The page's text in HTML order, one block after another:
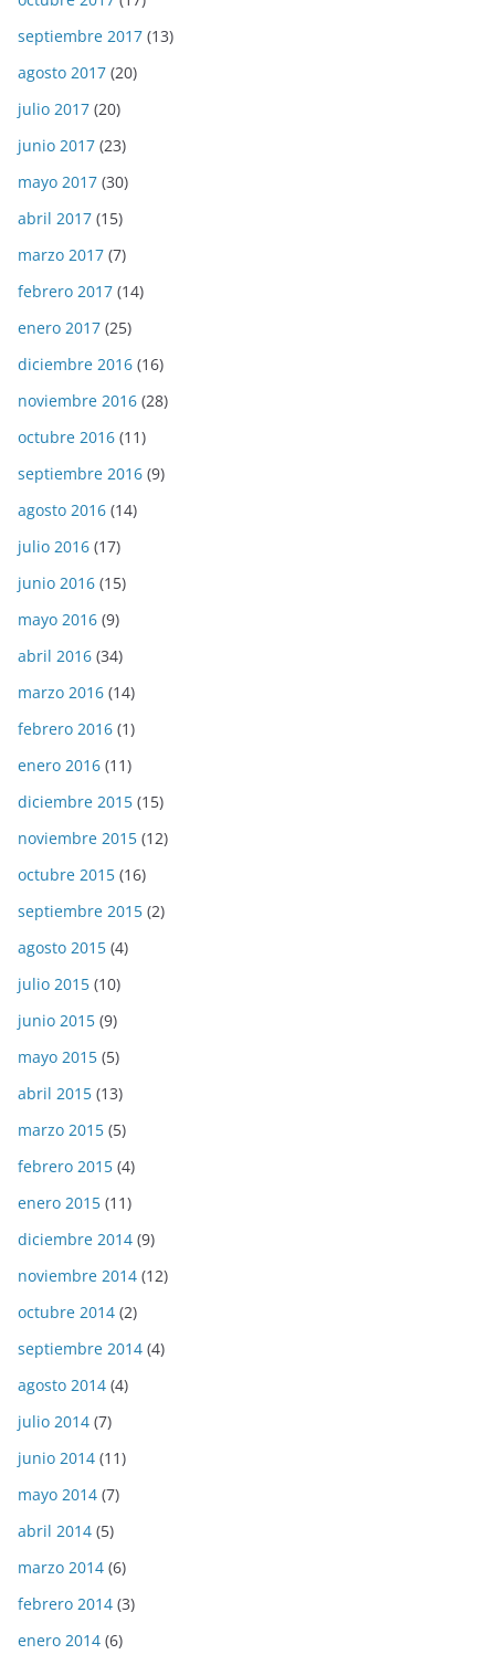
septiembre 2017 (13)
agosto 2017 (20)
julio 2017 (20)
junio 2017 (23)
mayo 2017 (30)
abril 2017 (15)
marzo 2017 (7)
febrero 2017 (14)
enero 2017 (25)
diciembre 2016 (16)
noviembre 2016 (28)
octubre 2016 (11)
septiembre 2016 (9)
agosto 2016 (14)
julio 2016 (17)
junio 2016 (15)
mayo 2016 (9)
abril 2016 (34)
marzo 2016 (14)
febrero 2016 (1)
enero 2016 (11)
diciembre 2015 (15)
noviembre 2015 (12)
octubre 2015 (16)
septiembre 2015 (2)
agosto 2015 (4)
julio 2015 (10)
junio 2015 (9)
mayo 2015 (5)
abril 2015 (13)
marzo 2015 (5)
febrero 2015 (4)
enero 2015 (11)
diciembre 2014 (9)
noviembre 2014 (12)
octubre 2014 (2)
septiembre 2014 (4)
agosto 2014 (4)
julio 2014 (7)
junio 2014 (11)
mayo 2014 (7)
abril 2014 (5)
marzo 2014 (6)
febrero 2014 (3)
enero 2014 (6)